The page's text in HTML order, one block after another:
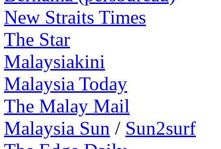
New Straits Times
The Star
Malaysiakini
Malaysia Today
The Malay Mail
Malaysia Sun / Sun2surf